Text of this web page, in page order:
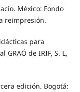
México: Fondo
reimpresión.
para
de IRIF, S. L,
edición. Bogotá: